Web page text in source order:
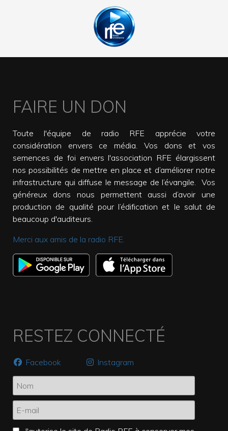
FAIRE UN DON
Toute l'équipe de radio RFE apprécie votre
considération envers ce média. Vos dons et vos
semences de foi envers l'association RFE élargissent
nos possibilités de mettre en place et d’améliorer notre
infrastructure qui diffuse le message de l’évangile. Vos
généreux dons nous permettent aussi d’avoir une
production de qualité pour l’édification et le salut de
beaucoup d'auditeurs.
Merci aux amis de la radio RFE.
RESTEZ CONNECTÉ
Facebook Instagram